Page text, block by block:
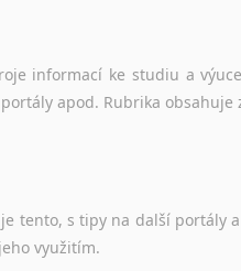
informací ke studiu a
apod. Rubrika
je tento, s tipy na další portály a
jeho využitím.